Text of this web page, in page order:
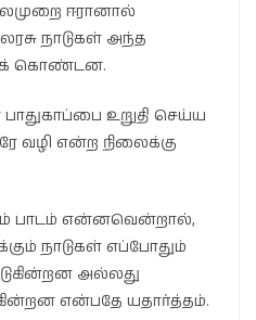
ஈரானால்
நாடுகள் அந்த
கொண்டன.
உறுதி செய்ய
வழி என்ற நிலைக்கு
பாடம் என்னவென்றால்,
நாடுகள் எப்போதும்
அல்லது
என்பதே யதார்த்தம்.